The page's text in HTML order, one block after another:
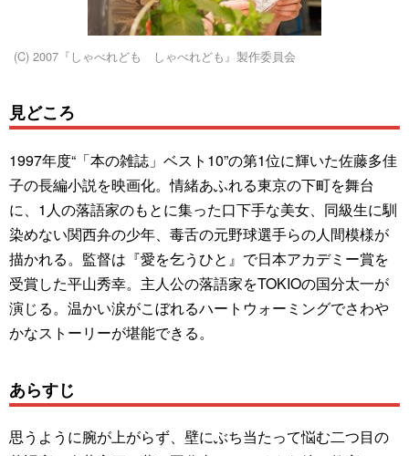
(C) 2007『しゃべれども しゃべれども』製作委員会
見どころ
1997年度“「本の雑誌」ベスト10”の第1位に輝いた佐藤多佳
子の長編小説を映画化。情緒あふれる東京の下町を舞台
に、1人の落語家のもとに集った口下手な美女、同級生に馴
染めない関西弁の少年、毒舌の元野球選手らの人間模様が
描かれる。監督は『愛を乞うひと』で日本アカデミー賞を
受賞した平山秀幸。主人公の落語家をTOKIOの国分太一が
演じる。温かい涙がこぼれるハートウォーミングでさわや
かなストーリーが堪能できる。
あらすじ
思うように腕が上がらず、壁にぶち当たって悩む二つ目の